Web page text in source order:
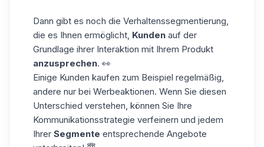
Dann gibt es noch die Verhaltenssegmentierung
die es Ihnen ermöglicht, Kunden auf der
Grundlage ihrer Interaktion mit Ihrem Produkt
anzusprechen. 👀
Einige Kunden kaufen zum Beispiel regelmäßig,
andere nur bei Werbeaktionen. Wenn Sie diesen
Unterschied verstehen, können Sie Ihre
Kommunikationsstrategie verfeinern und jedem
Ihrer Segmente entsprechende Angebote